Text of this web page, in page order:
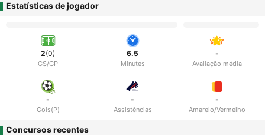
Estatísticas de jogador
2(0)
GS/GP
6.5
Minutes
-
Avaliação média
-
Gols(P)
-
Assistências
-
Amarelo/Vermelho
Concursos recentes